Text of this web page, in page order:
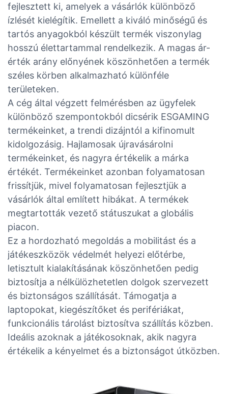
fejlesztett ki, amelyek a vásárlók különböző
ízlését kielégítik. Emellett a kiváló minőségű és
tartós anyagokból készült termék viszonylag
hosszú élettartammal rendelkezik. A magas ár-
érték arány előnyének köszönhetően a termék
széles körben alkalmazható különféle
területeken.
A cég által végzett felmérésben az ügyfelek
különböző szempontokból dicsérik ESGAMING
termékeinket, a trendi dizájntól a kifinomult
kidolgozásig. Hajlamosak újravásárolni
termékeinket, és nagyra értékelik a márka
értékét. Termékeinket azonban folyamatosan
frissítjük, mivel folyamatosan fejlesztjük a
vásárlók által említett hibákat. A termékek
megtartották vezető státuszukat a globális
piacon.
Ez a hordozható megoldás a mobilitást és a
játékeszközök védelmét helyezi előtérbe,
letisztult kialakításának köszönhetően pedig
biztosítja a nélkülözhetetlen dolgok szervezett
és biztonságos szállítását. Támogatja a
laptopokat, kiegészítőket és perifériákat,
funkcionális tárolást biztosítva szállítás közben.
Ideális azoknak a játékosoknak, akik nagyra
értékelik a kényelmet és a biztonságot útközben.